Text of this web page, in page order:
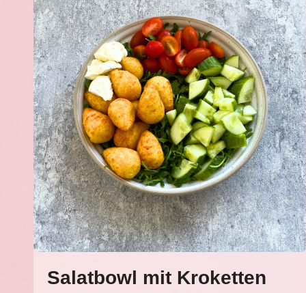
Salatbowl mit Kroketten